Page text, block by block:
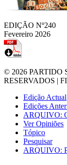
EDIÇÃO Nº240
Fevereiro 2026
© 2026 PARTIDO
RESERVADOS |
Edição Actual
Edições
ARQUIVO:
Ver Opiniões
Tópico
Pesquisar
ARQUIVO: